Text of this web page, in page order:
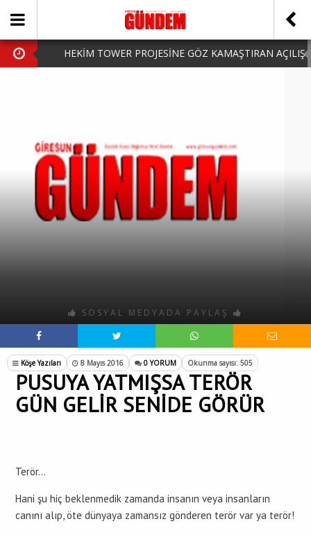
HEKİM TOWER PROJESİNE GÖZ KAMAŞTIRAN AÇILIŞ
HARUN CİCİ: VİDEOYU GÖRÜNCE GÖZLERİM DOLDU
SOSYAL MEDYADA PAYLAŞ
Köşe Yazıları 8 Mayıs 2016 0 YORUM Okunma sayısı: 505
PUSUYA YATMIŞSA TERÖR
GÜN GELİR SENİDE GÖRÜR
Terör…
Hani şu hiç beklenmedik zamanda insanın veya insanların
canını alıp, öte dünyaya zamansız gönderen terör var ya terör!